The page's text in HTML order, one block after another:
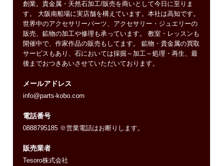
創業。貴金属・天然石加工/販売を商いとして今日に至りま
す。 大阪南船場に実店舗を構えています。本社は高知です。
世界中のアクセサリーパーツ、アクセサリー・ジュエリーの
販売、鉱物の加工や修理も承っています。 教室・レッスンも
開催中で、作家作品の販売もしてます。 鉱物・貴金属の買取
サービスもあり、石においては採掘～加工～処理・再生、最
後までおつきあいさせていただいております。
メールアドレス
info@parts-kobo.com
電話番号
0888795185 ※営業電話はお断りします。
販売業者
Tesoro株式会社